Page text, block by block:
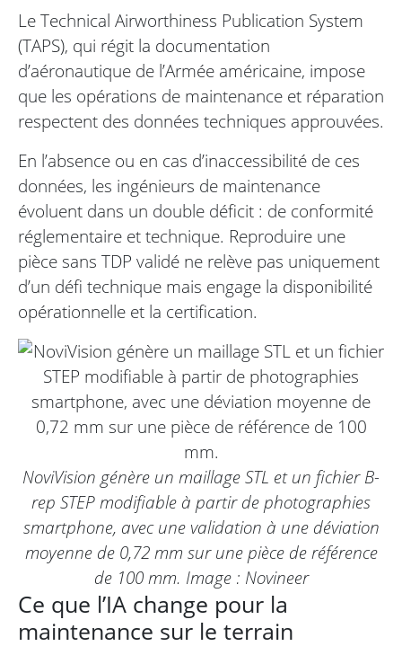
Le Technical Airworthiness Publication System
(TAPS), qui régit la documentation
d’aéronautique de l’Armée américaine, impose
que les opérations de maintenance et réparation
respectent des données techniques approuvées.
En l’absence ou en cas d’inaccessibilité de ces
données, les ingénieurs de maintenance
évoluent dans un double déficit : de conformité
réglementaire et technique. Reproduire une
pièce sans TDP validé ne relève pas uniquement
d’un défi technique mais engage la disponibilité
opérationnelle et la certification.
NoviVision génère un maillage STL et un fichier B-
rep STEP modifiable à partir de photographies
smartphone, avec une validation à une déviation
moyenne de 0,72 mm sur une pièce de référence
de 100 mm. Image : Novineer
Ce que l’IA change pour la
maintenance sur le terrain